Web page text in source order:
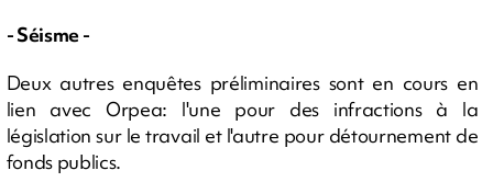
- Séisme -
Deux autres enquêtes préliminaires sont en cours en
lien avec Orpea: l'une pour des infractions à la
législation sur le travail et l'autre pour détournement de
fonds publics.